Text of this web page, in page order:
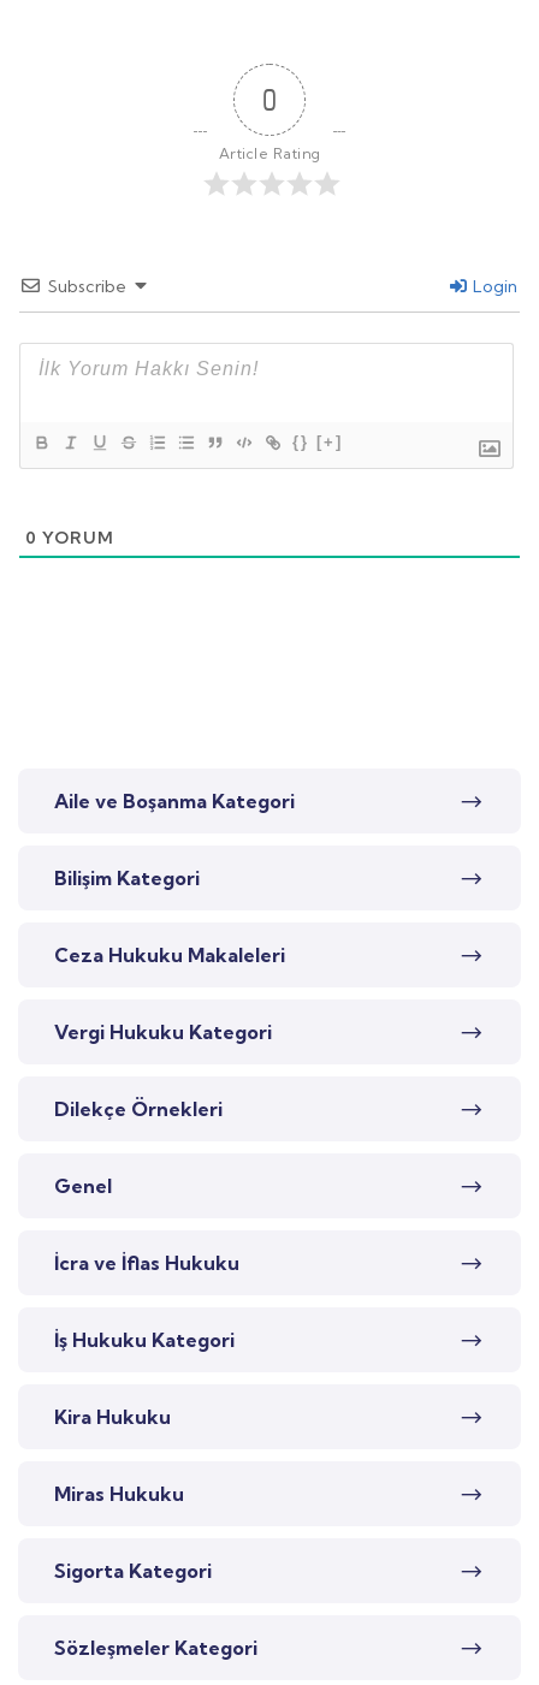
0
Article Rating
Subscribe Login
{} [+]
0 YORUM
Aile ve Boşanma Kategori
Bilişim Kategori
Ceza Hukuku Makaleleri
Vergi Hukuku Kategori
Dilekçe Örnekleri
Genel
İcra ve İflas Hukuku
İş Hukuku Kategori
Kira Hukuku
Miras Hukuku
Sigorta Kategori
Sözleşmeler Kategori